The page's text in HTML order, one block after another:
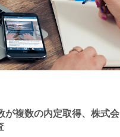
が複数の内定取得、株式会